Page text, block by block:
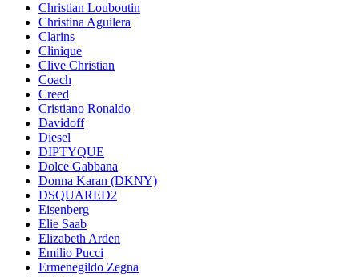
Christian Louboutin
Christina Aguilera
Clarins
Clinique
Clive Christian
Coach
Creed
Cristiano Ronaldo
Davidoff
Diesel
DIPTYQUE
Dolce Gabbana
Donna Karan (DKNY)
DSQUARED2
Eisenberg
Elie Saab
Elizabeth Arden
Emilio Pucci
Ermenegildo Zegna